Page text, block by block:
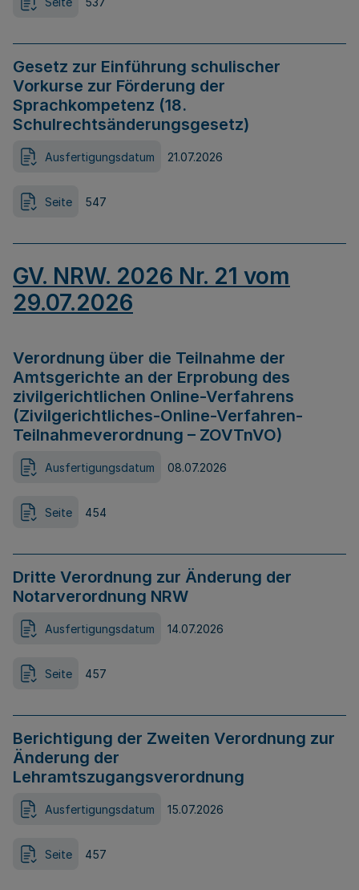
Gesetz zur Einführung schulischer
Vorkurse zur Förderung der
Sprachkompetenz (18.
Schulrechtsänderungsgesetz)
Ausfertigungsdatum 21.07.2026
Seite 547
GV. NRW. 2026 Nr. 21 vom
29.07.2026
Verordnung über die Teilnahme der
Amtsgerichte an der Erprobung des
zivilgerichtlichen Online-Verfahrens
(Zivilgerichtliches-Online-Verfahren-
Teilnahmeverordnung – ZOVTnVO)
Ausfertigungsdatum 08.07.2026
Seite 454
Dritte Verordnung zur Änderung der
Notarverordnung NRW
Ausfertigungsdatum 14.07.2026
Seite 457
Berichtigung der Zweiten Verordnung zur
Änderung der
Lehramtszugangsverordnung
Ausfertigungsdatum 15.07.2026
Seite 457